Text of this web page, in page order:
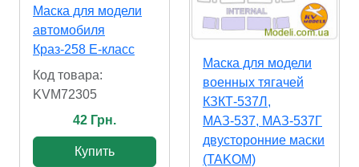
Маска для модели
автомобиля
Краз-258 Е-класс
Код товара:
KVM72305
42 Грн.
Купить
Маска для модели
военных тягачей
КЗКТ-537Л,
МАЗ-537, МАЗ-537Г
двусторонние маски
(TAKOM)